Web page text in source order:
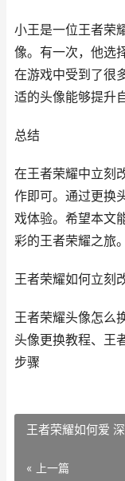
小王是一位王者荣
像。有一次，他选
在游戏中受到了很
适的头像能够提升
总结
在王者荣耀中立刻
作即可。通过更换
戏体验。希望本文
彩的王者荣耀之旅。
王者荣耀如何立刻
王者荣耀头像怎么
头像更换教程、王
步骤
王者荣耀如何爱
« 上一篇